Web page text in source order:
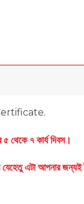
৫ থেকে ৭ কার্য দিবস।
যেহেতু এটা আপনার